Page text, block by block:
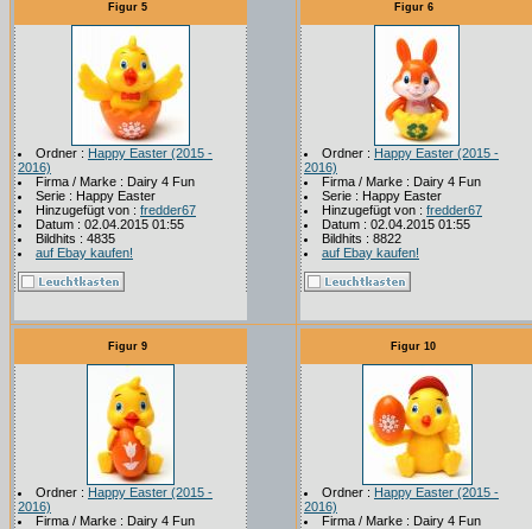
Figur 5
Ordner : Happy Easter (2015 -
2016)
Firma / Marke : Dairy 4 Fun
Serie : Happy Easter
Hinzugefügt von : fredder67
Datum : 02.04.2015 01:55
Bildhits : 4835
auf Ebay kaufen!
Figur 6
Ordner : Happy Easter (2015 -
2016)
Firma / Marke : Dairy 4 Fun
Serie : Happy Easter
Hinzugefügt von : fredder67
Datum : 02.04.2015 01:55
Bildhits : 8822
auf Ebay kaufen!
Figur 9
Ordner : Happy Easter (2015 -
2016)
Firma / Marke : Dairy 4 Fun
Figur 10
Ordner : Happy Easter (2015 -
2016)
Firma / Marke : Dairy 4 Fun